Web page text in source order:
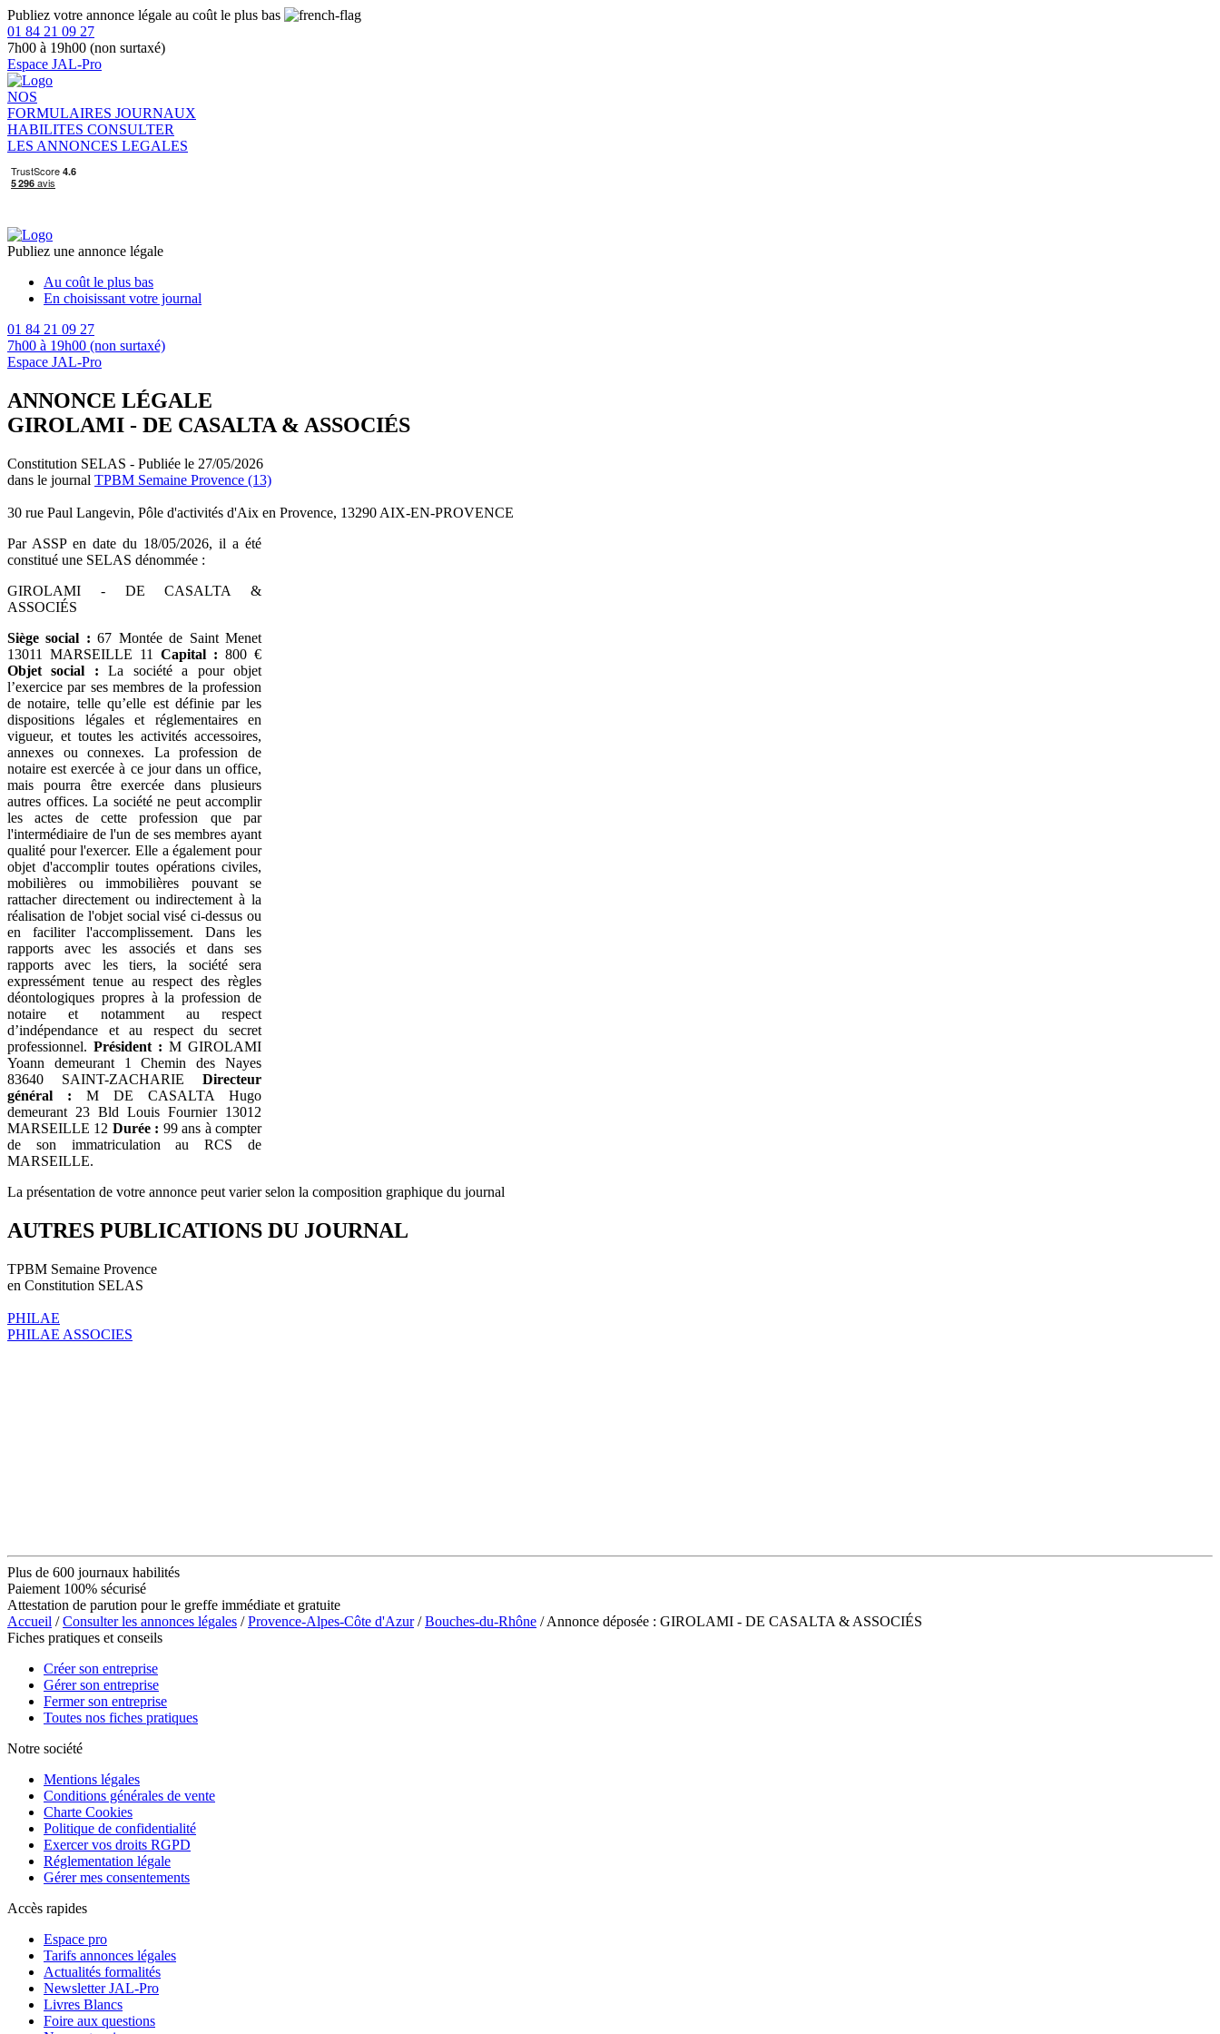
Publiez votre annonce légale au coût le plus bas
01 84 21 09 27
7h00 à 19h00 (non surtaxé)
Espace JAL-Pro
NOS
FORMULAIRES JOURNAUX
HABILITES CONSULTER
LES ANNONCES LEGALES
Publiez une annonce légale
Au coût le plus bas
En choisissant votre journal
01 84 21 09 27
7h00 à 19h00 (non surtaxé)
Espace JAL-Pro
ANNONCE LÉGALE
GIROLAMI - DE CASALTA & ASSOCIÉS
Constitution SELAS - Publiée le 27/05/2026
dans le journal TPBM Semaine Provence (13)
30 rue Paul Langevin, Pôle d'activités d'Aix en Provence, 13290 AIX-EN-PROVENCE
Par ASSP en date du 18/05/2026, il a été
constitué une SELAS dénommée :
GIROLAMI - DE CASALTA &
ASSOCIÉS
Siège social : 67 Montée de Saint Menet
13011 MARSEILLE 11 Capital : 800 €
Objet social : La société a pour objet
l’exercice par ses membres de la profession
de notaire, telle qu’elle est définie par les
dispositions légales et réglementaires en
vigueur, et toutes les activités accessoires,
annexes ou connexes. La profession de
notaire est exercée à ce jour dans un office,
mais pourra être exercée dans plusieurs
autres offices. La société ne peut accomplir
les actes de cette profession que par
l'intermédiaire de l'un de ses membres ayant
qualité pour l'exercer. Elle a également pour
objet d'accomplir toutes opérations civiles,
mobilières ou immobilières pouvant se
rattacher directement ou indirectement à la
réalisation de l'objet social visé ci-dessus ou
en faciliter l'accomplissement. Dans les
rapports avec les associés et dans ses
rapports avec les tiers, la société sera
expressément tenue au respect des règles
déontologiques propres à la profession de
notaire et notamment au respect
d’indépendance et au respect du secret
professionnel. Président : M GIROLAMI
Yoann demeurant 1 Chemin des Nayes
83640 SAINT-ZACHARIE Directeur
général : M DE CASALTA Hugo
demeurant 23 Bld Louis Fournier 13012
MARSEILLE 12 Durée : 99 ans à compter
de son immatriculation au RCS de
MARSEILLE.
La présentation de votre annonce peut varier selon la composition graphique du journal
AUTRES PUBLICATIONS DU JOURNAL
TPBM Semaine Provence
en Constitution SELAS
PHILAE
PHILAE ASSOCIES
Plus de 600 journaux habilités
Paiement 100% sécurisé
Attestation de parution pour le greffe immédiate et gratuite
Accueil /Consulter les annonces légales /Provence-Alpes-Côte d'Azur/Bouches-du-Rhône / Annonce déposée : GIROLAMI - DE CASALTA & ASSOCIÉS
Fiches pratiques et conseils
Créer son entreprise
Gérer son entreprise
Fermer son entreprise
Toutes nos fiches pratiques
Notre société
Mentions légales
Conditions générales de vente
Charte Cookies
Politique de confidentialité
Exercer vos droits RGPD
Réglementation légale
Gérer mes consentements
Accès rapides
Espace pro
Tarifs annonces légales
Actualités formalités
Newsletter JAL-Pro
Livres Blancs
Foire aux questions